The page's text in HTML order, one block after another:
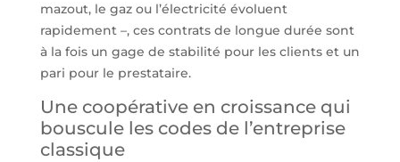
mazout, le gaz ou l’électricité évoluent
rapidement –, ces contrats de longue durée sont
à la fois un gage de stabilité pour les clients et un
pari pour le prestataire.
Une coopérative en croissance qui
bouscule les codes de l’entreprise
classique